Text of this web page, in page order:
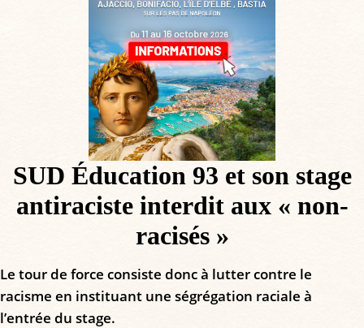
SUD Éducation 93 et son stage
antiraciste interdit aux « non-
racisés »
Le tour de force consiste donc à lutter contre le
racisme en instituant une ségrégation raciale à
l’entrée du stage.